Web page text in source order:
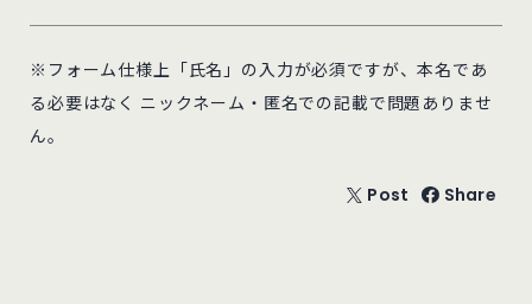
※フォーム仕様上「氏名」の入力が必須ですが、本名であ
る必要はなく ニックネーム・匿名での記載で問題ありませ
ん。
Post Share